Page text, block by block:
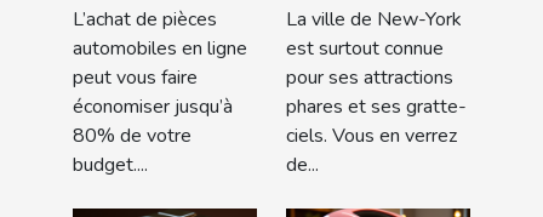
L’achat de pièces
automobiles en ligne
peut vous faire
économiser jusqu’à
80% de votre
budget....
La ville de New-York
est surtout connue
pour ses attractions
phares et ses gratte-
ciels. Vous en verrez
de...